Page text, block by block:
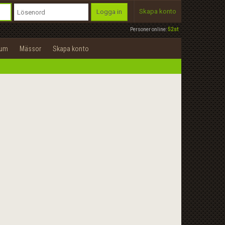
Personer online:52st
Logga in Skapa konto
Mässor Skapa konto